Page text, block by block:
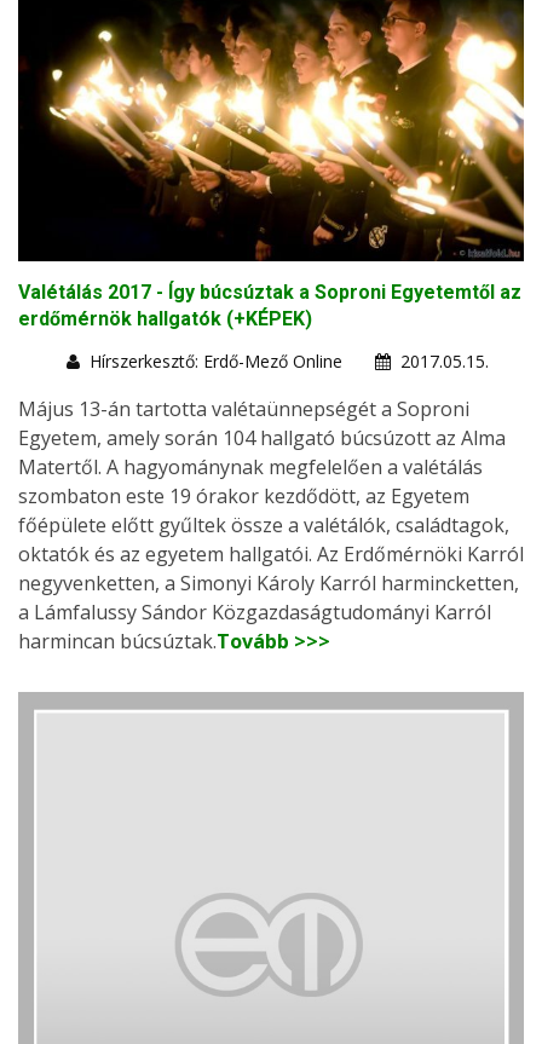
Valétálás 2017 - Így búcsúztak a Soproni Egyetemtől az
erdőmérnök hallgatók (+KÉPEK)
Hírszerkesztő: Erdő-Mező Online
2017.05.15.
Május 13-án tartotta valétaünnepségét a Soproni
Egyetem, amely során 104 hallgató búcsúzott az Alma
Matertől. A hagyománynak megfelelően a valétálás
szombaton este 19 órakor kezdődött, az Egyetem
főépülete előtt gyűltek össze a valétálók, családtagok,
oktatók és az egyetem hallgatói. Az Erdőmérnöki Karról
negyvenketten, a Simonyi Károly Karról harmincketten,
a Lámfalussy Sándor Közgazdaságtudományi Karról
harmincan búcsúztak.Tovább >>>